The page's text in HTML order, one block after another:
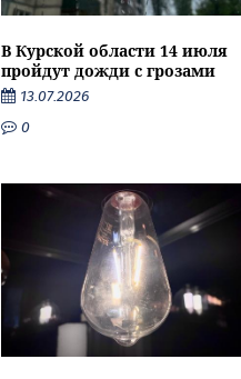
В Курской области 14 июля
пройдут дожди с грозами
13.07.2026
0